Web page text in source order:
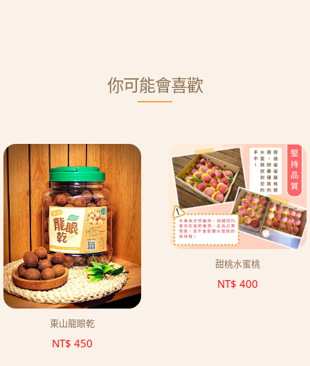
你可能會喜歡
東山龍眼乾
NT$ 450
甜桃水蜜桃
NT$ 400